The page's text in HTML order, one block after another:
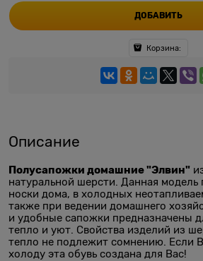
ДОБАВИТЬ
Корзина:
Описание
Полусапожки домашние "Элвин"
натуральной шерсти. Данная модель
носки дома, в холодных
также при ведении домашнего
и удобные сапожки предназначены
тепло и уют. Свойства изделий из
тепло не подлежит сомнению. Если
холоду эта обувь создана для Вас!